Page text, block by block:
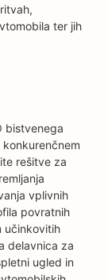
ter jih
bistvenega
rešitve za
vplivnih
povratnih
učinkovitih
delavnica za
ugled in